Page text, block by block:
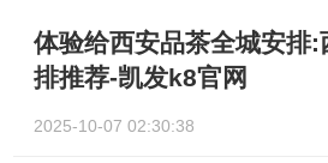
体验给西安品茶全城安排:
排推荐-凯发k8官网
2025-10-07 02:30:38